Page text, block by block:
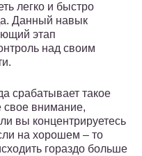
легко и быстро
Данный навык
этап
над своим
срабатывает такое
свое внимание,
вы концентрируетесь
на хорошем – то
гораздо больше